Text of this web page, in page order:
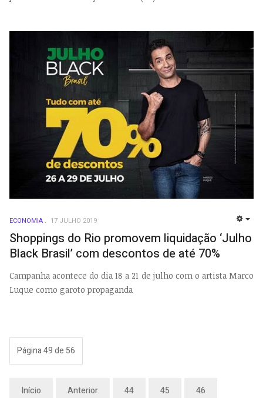
ECONOMIA 17 JULHO 2019
Shoppings do Rio promovem liquidação ‘Julho
Black Brasil’ com descontos de até 70%
Campanha acontece do dia 18 a 21 de julho com o artista Marco
Luque como garoto propaganda
Página 49 de 56
Início Anterior 44 45 46